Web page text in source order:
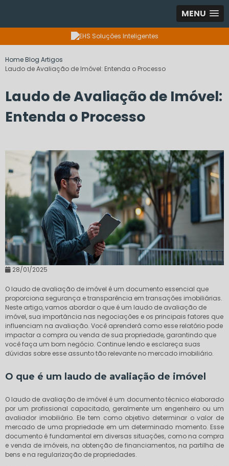
MENU
HomeBlog Artigos
Laudo de Avaliação de Imóvel: Entenda o Processo
Laudo de Avaliação de Imóvel:
Entenda o Processo
28/01/2025
O laudo de avaliação de imóvel é um documento essencial que
proporciona segurança e transparência em transações imobiliárias.
Neste artigo, vamos abordar o que é um laudo de avaliação de
imóvel, sua importância nas negociações e os principais fatores que
influenciam na avaliação. Você aprenderá como esse relatório pode
impactar a compra ou venda de sua propriedade, garantindo que
você faça um bom negócio. Continue lendo e esclareça suas
dúvidas sobre esse assunto tão relevante no mercado imobiliário.
O que é um laudo de avaliação de imóvel
O laudo de avaliação de imóvel é um documento técnico elaborado
por um profissional capacitado, geralmente um engenheiro ou um
avaliador imobiliário. Ele tem como objetivo determinar o valor de
mercado de uma propriedade em um determinado momento. Esse
documento é fundamental em diversas situações, como na compra
e venda de imóveis, na obtenção de financiamentos, na partilha de
bens e na regularização de propriedades.